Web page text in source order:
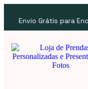
Envio Grátis para